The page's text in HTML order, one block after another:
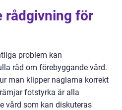
rådgivning för
problem kan
råd om förebyggande vård.
man klipper naglarna korrekt
fotstyrka är alla
vård som kan diskuteras